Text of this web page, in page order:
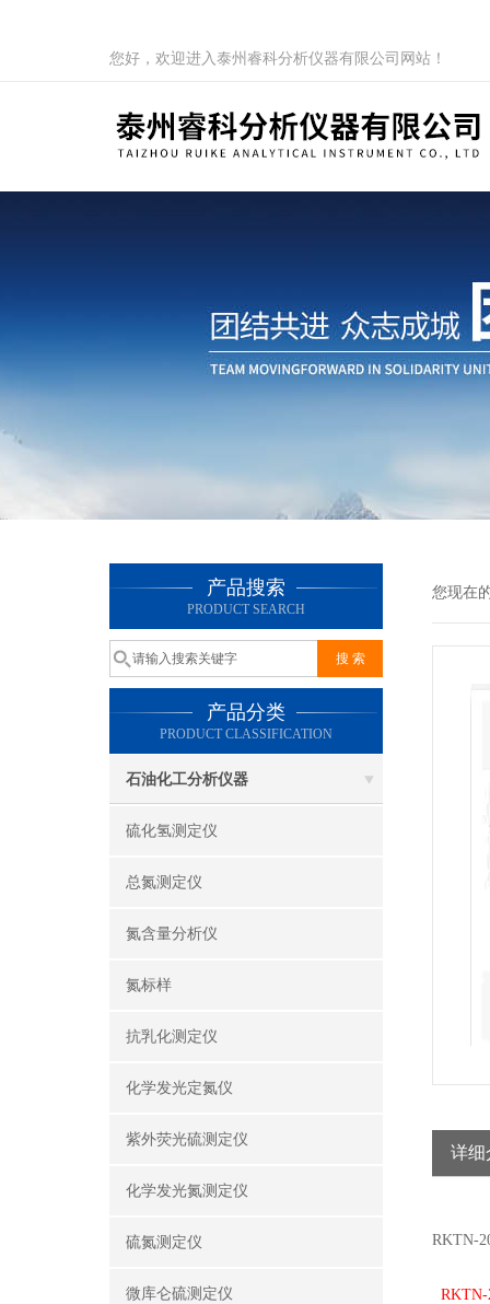
您好，欢迎进入泰州睿科分析仪器有限公司网站！
产品搜索
PRODUCT SEARCH
产品分类
PRODUCT CLASSIFICATION
石油化工分析仪器
硫化氢测定仪
总氮测定仪
氮含量分析仪
氮标样
抗乳化测定仪
化学发光定氮仪
紫外荧光硫测定仪
化学发光氮测定仪
硫氮测定仪
微库仑硫测定仪
您现在
详细
RKTN-
RKTN-